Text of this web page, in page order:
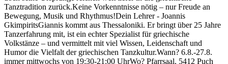
Tanztradition zurück.Keine Vorkenntnisse nötig – nur Freude an
Bewegung, Musik und Rhythmus!Dein Lehrer - Joannis
GkimpiritsGiannis kommt aus Thessaloniki. Er bringt über 25 Jahre
Tanzerfahrung mit, ist ein echter Spezialist für griechische
Volkstänze – und vermittelt mit viel Wissen, Leidenschaft und
Humor die Vielfalt der griechischen Tanzkultur.Wann? 6.8.-27.8.
immer mittwochs von 19:30-21:00 UhrWo? Pfarrsaal, 5412 Puch